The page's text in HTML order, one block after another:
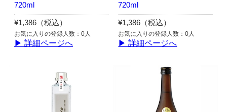
720ml
¥1,386（税込）
お気に入りの登録人数：0人
▶ 詳細ページへ
720ml
¥1,386（税込）
お気に入りの登録人数：0人
▶ 詳細ページへ